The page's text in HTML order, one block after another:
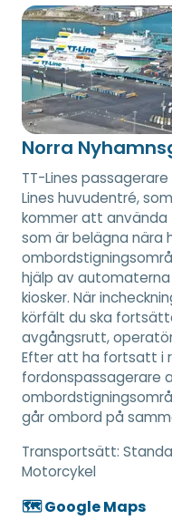
Norra
TT-Lines
Lines huvudentré,
kommer att använda
som är belägna nära
hjälp av automaterna
kiosker. När
körfält du ska
avgångsrutt,
Efter att ha fortsatt i
fordonspassagerare
går ombord på
Transportsätt:
Motorcykel
🗺️ Google Maps